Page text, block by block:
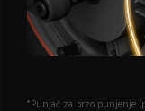
*Punjač za brzo punjenje